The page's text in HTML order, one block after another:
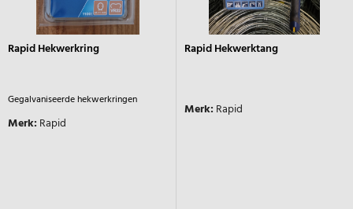
Rapid Hekwerkring
Gegalvaniseerde hekwerkringen
Merk: Rapid
Rapid Hekwerktang
Merk: Rapid